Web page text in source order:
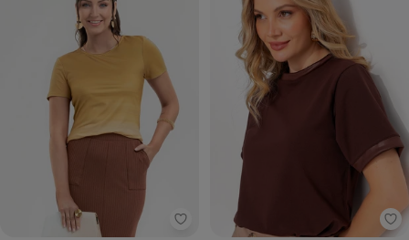
Habana - Blusa em Misturinha